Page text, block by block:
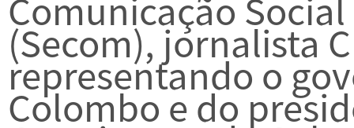
Comunicação
(Secom), jornalista
representando o
Colombo e do